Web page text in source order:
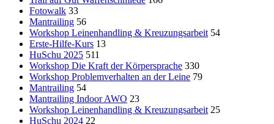
Fotowalk 33
Mantrailing 56
Workshop Leinenhandling & Kreuzungsarbeit 54
Erste-Hilfe-Kurs 13
HuSchu 2025 511
Workshop Die Kraft der Körpersprache 330
Workshop Problemverhalten an der Leine 79
Mantrailing 54
Mantrailing Indoor AWO 23
Workshop Leinenhandling & Kreuzungsarbeit 25
HuSchu 2024 22